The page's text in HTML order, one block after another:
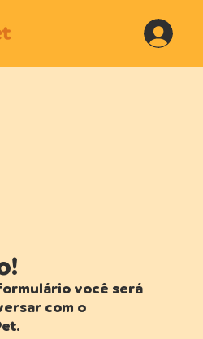
você será
com o